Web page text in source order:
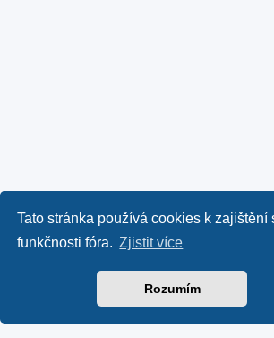
Tato stránka používá cookies k zajištění
funkčnosti fóra. Zjistit více
Rozumím